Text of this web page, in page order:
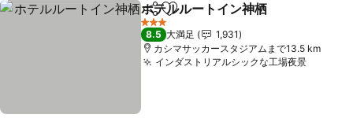
シェアお気に入りに追加
ホテルルートイン神栖
3 ホテルのランク
8.5 大満足
1,931
カシマサッカースタジアムまで13.5 km
インダストリアルシックな工場夜景料金を